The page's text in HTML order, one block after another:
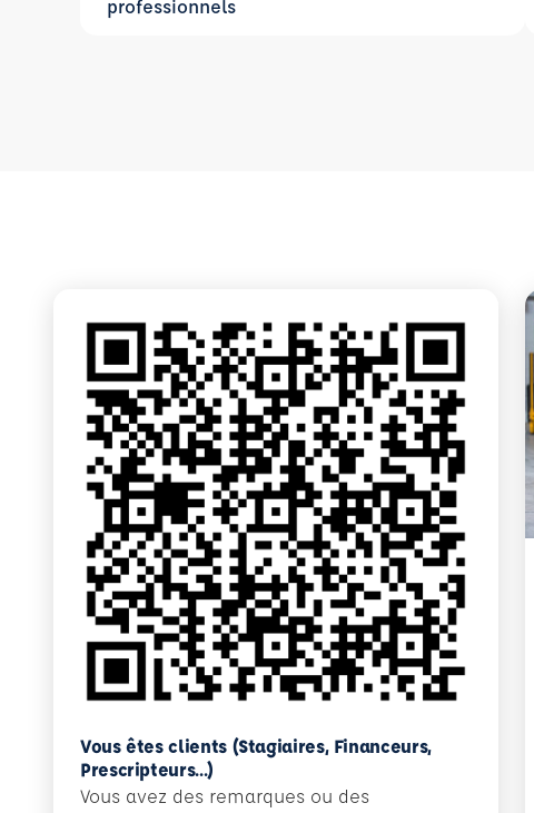
professionnels
Vous êtes clients (Stagiaires, Financeurs,
Prescripteurs...)
Vous avez des remarques ou des